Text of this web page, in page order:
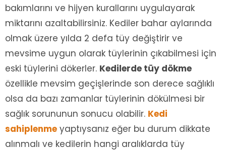
bakımlarını ve hijyen kurallarını uygulayarak
miktarını azaltabilirsiniz. Kediler bahar aylarında
olmak üzere yılda 2 defa tüy değiştirir ve
mevsime uygun olarak tüylerinin çıkabilmesi için
eski tüylerini dökerler. Kedilerde tüy dökme
özellikle mevsim geçişlerinde son derece sağlıklı
olsa da bazı zamanlar tüylerinin dökülmesi bir
sağlık sorununun sonucu olabilir. Kedi
sahiplenme yaptıysanız eğer bu durum dikkate
alınmalı ve kedilerin hangi aralıklarda tüy